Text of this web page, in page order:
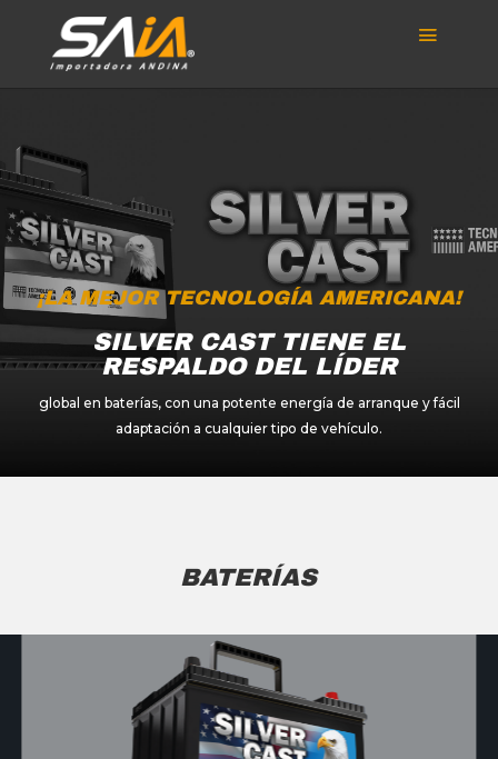
¡LA MEJOR TECNOLOGÍA AMERICANA!
SILVER CAST TIENE EL
RESPALDO DEL LÍDER
global en baterías, con una potente energía de arranque y fácil
adaptación a cualquier tipo de vehículo.
BATERÍAS